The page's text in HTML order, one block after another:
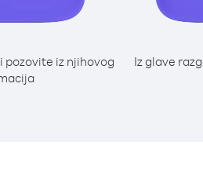
pozovite iz njihovog
Iz glave